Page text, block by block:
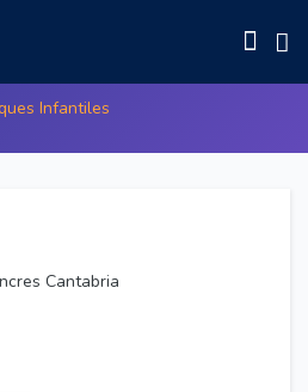
de la Mortera
Infantiles
Cantabria